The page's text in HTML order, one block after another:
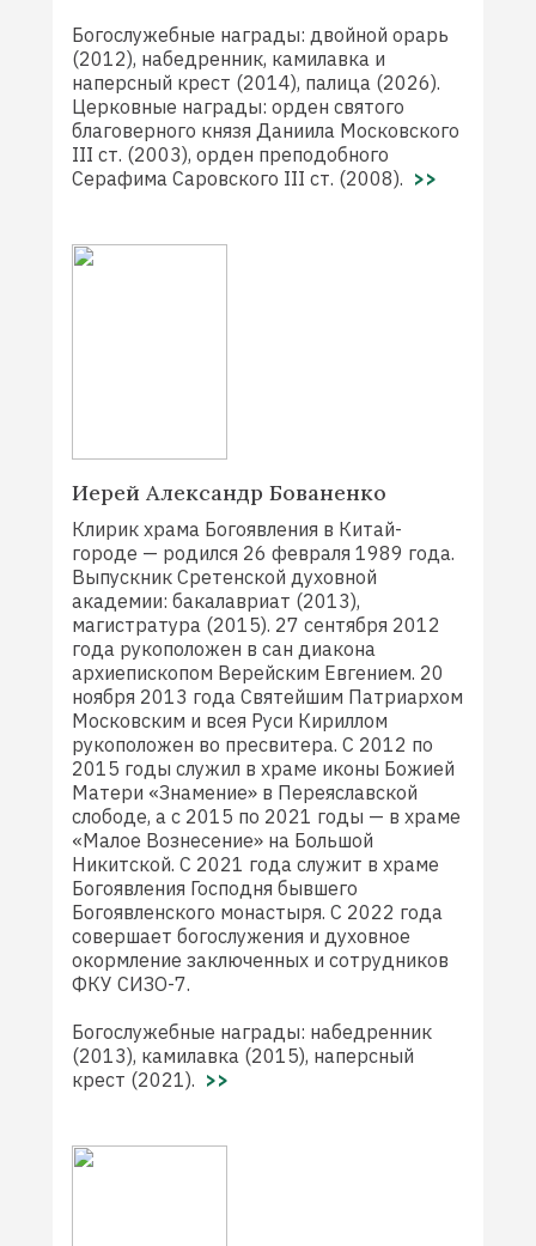
Богослужебные награды: двойной орарь
(2012), набедренник, камилавка и
наперсный крест (2014), палица (2026).
Церковные награды: орден святого
благоверного князя Даниила Московского
III ст. (2003), орден преподобного
Серафима Саровского III ст. (2008). >>
Иерей Александр Бованенко
Клирик храма Богоявления в Китай-
городе — родился 26 февраля 1989 года.
Выпускник Сретенской духовной
академии: бакалавриат (2013),
магистратура (2015). 27 сентября 2012
года рукоположен в сан диакона
архиепископом Верейским Евгением. 20
ноября 2013 года Святейшим Патриархом
Московским и всея Руси Кириллом
рукоположен во пресвитера. С 2012 по
2015 годы служил в храме иконы Божией
Матери «Знамение» в Переяславской
слободе, а с 2015 по 2021 годы — в храме
«Малое Вознесение» на Большой
Никитской. С 2021 года служит в храме
Богоявления Господня бывшего
Богоявленского монастыря. С 2022 года
совершает богослужения и духовное
окормление заключенных и сотрудников
ФКУ СИЗО-7.
Богослужебные награды: набедренник
(2013), камилавка (2015), наперсный
крест (2021). >>